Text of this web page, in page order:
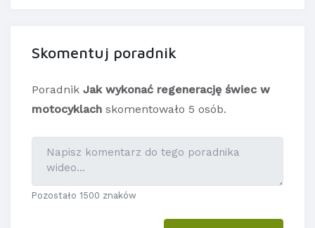
Skomentuj poradnik
Poradnik Jak wykonać regenerację świec w
motocyklach skomentowało 5 osób.
Pozostało 1500 znaków